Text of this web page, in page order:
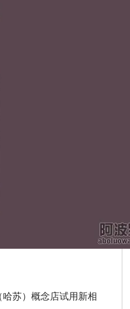
哈苏）概念店试用新相